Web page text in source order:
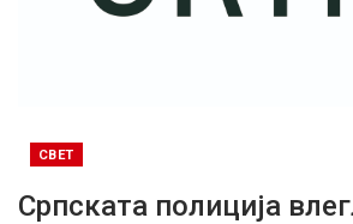
СВЕТ
Српската полиција